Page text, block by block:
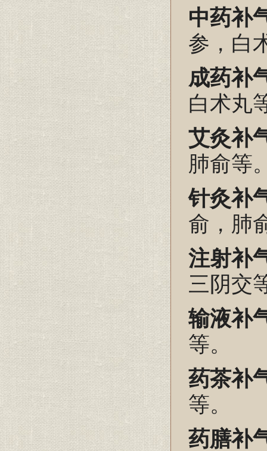
中药补
参，白
成药补
白术丸
艾灸补
肺俞等
针灸补
俞，肺
注射补
三阴交
输液补
等。
药茶补
等。
药膳补